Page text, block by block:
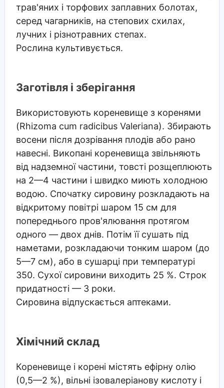
трав'яних і торфових заплавних болотах,
серед чагарників, на степових схилах,
лучних і різнотравних степах.
Рослина культивується.
Заготівля і зберігання
Використовують кореневище з коренями
(Rhizoma cum radicibus Valeriana). Збирають
восени після дозрівання плодів або рано
навесні. Викопані кореневища звільняють
від надземної частини, товсті розщеплюють
на 2—4 частини і швидко миють холодною
водою. Спочатку сировину розкладають на
відкритому повітрі шаром 15 см для
попереднього пров'ялювання протягом
одного — двох днів. Потім її сушать під
наметами, розкладаючи тонким шаром (до
5—7 см), або в сушарці при температурі
350. Сухої сировини виходить 25 %. Строк
придатності — 3 роки.
Сировина відпускається аптеками.
Хімічний склад
Кореневище і корені містять ефірну олію
(0,5—2 %), вільні ізовалеріанову кислоту і